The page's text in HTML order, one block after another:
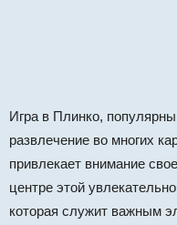
Игра в Плинко,
развлечение во многих
привлекает внимание
центре этой
которая служит важным